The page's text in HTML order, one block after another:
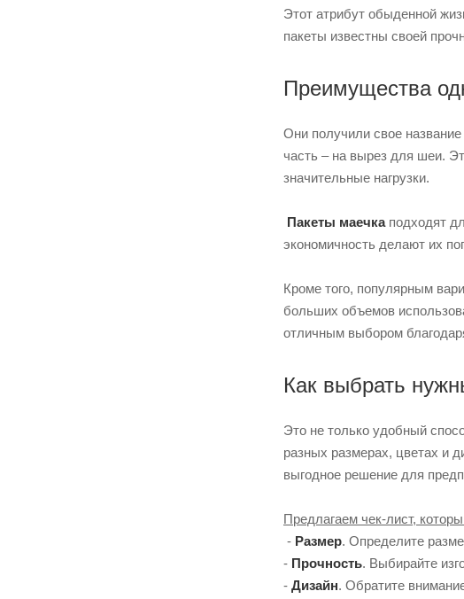
Этот атрибут обыденной
пакеты известны своей
Преимущества
Они получили свое
часть – на вырез для шеи.
значительные нагрузки.
Пакеты маечкаподходят
экономичность делают их
Кроме того, популярным
больших объемов
отличным выбором
Как выбрать
Это не только удобный
разных размерах, цветах и
выгодное решение для
Предлагаем чек-лист,
- Размер. Определите
- Прочность. Выбирайте
- Дизайн. Обратите